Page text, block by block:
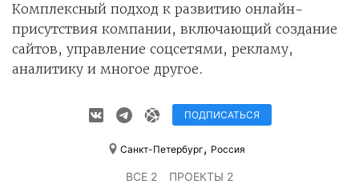
Комплексный подход к развитию онлайн-
присутствия компании, включающий создание
сайтов, управление соцсетями, рекламу,
аналитику и многое другое.
ПОДПИСАТЬСЯ
Санкт-Петербург, Россия
ВСЕ 2 ПРОЕКТЫ 2